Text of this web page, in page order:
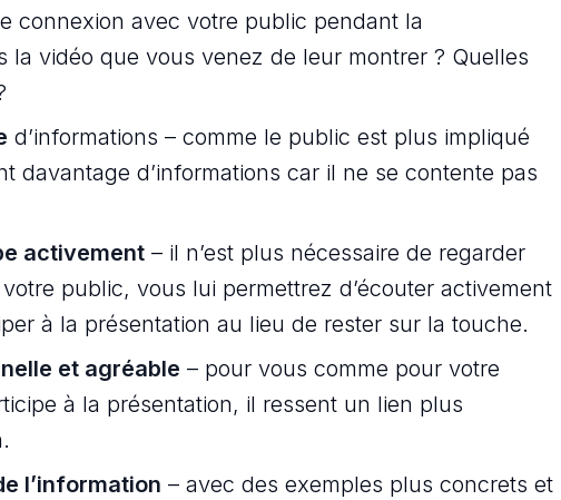
connexion avec votre public pendant la
la vidéo que vous venez de leur montrer ? Quelles
d’informations – comme le public est plus impliqué
davantage d’informations car il ne se contente pas
activement – il n’est plus nécessaire de regarder
public, vous lui permettrez d’écouter activement
à la présentation au lieu de rester sur la touche.
et agréable – pour vous comme pour votre
à la présentation, il ressent un lien plus
l’information – avec des exemples plus concrets et